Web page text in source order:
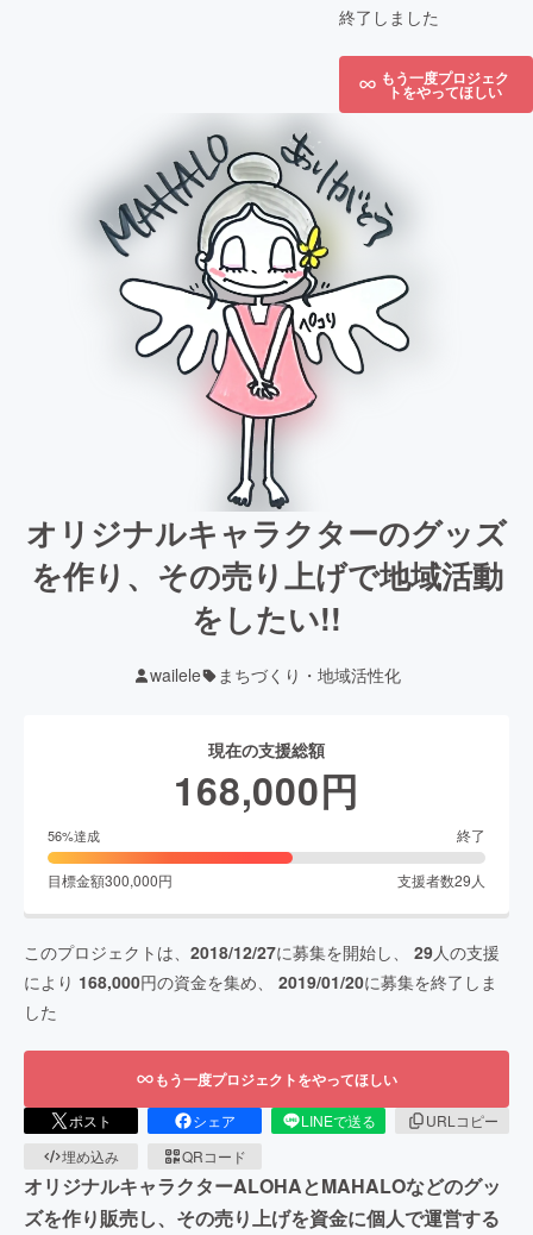
終了しました
もう一度プロジェク
トをやってほしい
オリジナルキャラクターのグッズ
を作り、その売り上げで地域活動
をしたい!!
wailele まちづくり・地域活性化
現在の支援総額
168,000円
56%達成 終了
目標金額300,000円 支援者数29 人
このプロジェクトは、 2018/12/27に募集を開始し、 29人の支援
により 168,000円の資金を集め、 2019/01/20に募集を終了しま
した
もう一度プロジェクトをやってほしい
ポスト シェア LINEで送る
URLコピー
埋め込み
QRコード
オリジナルキャラクターALOHAとMAHALOなどのグッ
ズを作り販売し、その売り上げを資金に個人で運営する